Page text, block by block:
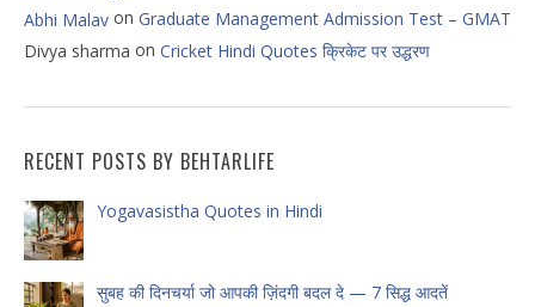
Abhi Malav on Graduate Management Admission Test – GMAT
Divya sharma on Cricket Hindi Quotes क्रिकेट पर उद्धरण
RECENT POSTS BY BEHTARLIFE
Yogavasistha Quotes in Hindi
सुबह की दिनचर्या जो आपकी ज़िंदगी बदल दे — 7 सिद्ध आदतें